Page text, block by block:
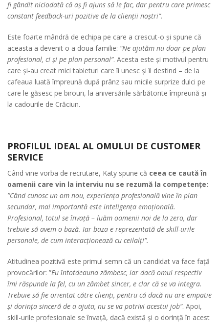
fi gândit niciodată că aș fi ajuns să le fac, dar pentru care primesc
constant feedback-uri pozitive de la clienții noștri”.
Este foarte mândră de echipa pe care a crescut-o și spune că
aceasta a devenit o a doua familie: ”Ne ajutăm nu doar pe plan
profesional, ci și pe plan personal”. Acesta este și motivul pentru
care și-au creat mici tabieturi care îi unesc și îi destind – de la
cafeaua luată împreună după prânz sau micile surprize dulci pe
care le găsesc pe birouri, la aniversările sărbătorite împreună și
la cadourile de Crăciun.
PROFILUL IDEAL AL OMULUI DE CUSTOMER
SERVICE
Când vine vorba de recrutare, Katy spune că ceea ce caută în
oamenii care vin la interviu nu se rezumă la competențe:
”Când cunosc un om nou, experiența profesională vine în plan
secundar, mai importantă este inteligența emoțională.
Profesional, totul se învață – luăm oamenii noi de la zero, dar
trebuie să avem o bază. Iar baza e reprezentată de skill-urile
personale, de cum interacționează cu ceilalți”.
Atitudinea pozitivă este primul semn că un candidat va face față
provocărilor: ”Eu întotdeauna zâmbesc, iar dacă omul respectiv
îmi răspunde la fel, cu un zâmbet sincer, e clar că se va integra.
Trebuie să fie orientat către clienți, pentru că dacă nu are empatie
și dorința sinceră de a ajuta, nu se va potrivi acestui job”. Apoi,
skill-urile profesionale se învață, dacă există și o dorință în acest